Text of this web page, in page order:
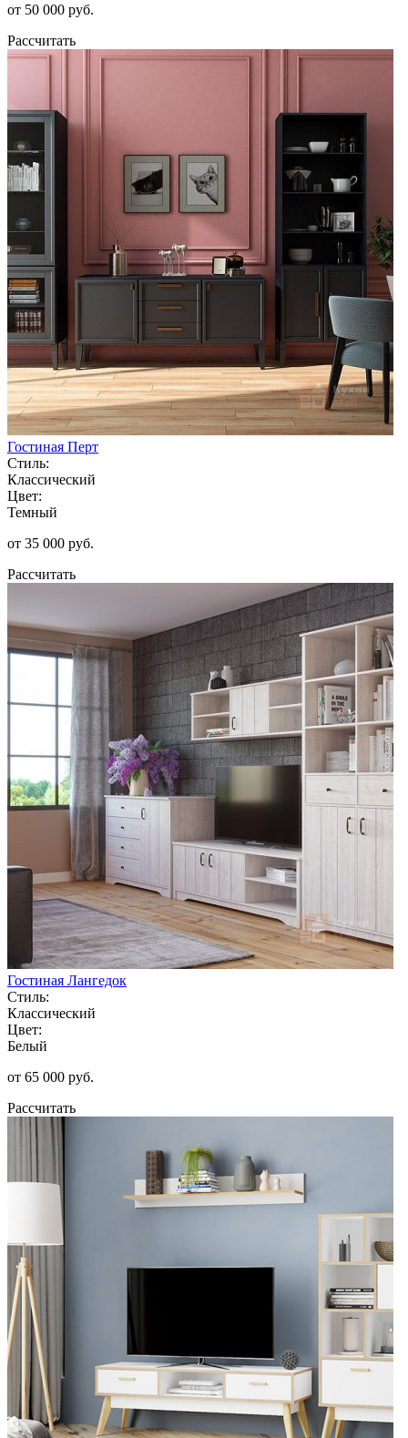
от 50 000 руб.
Рассчитать
Гостиная Перт
Стиль:
Классический
Цвет:
Темный
от 35 000 руб.
Рассчитать
Гостиная Лангедок
Стиль:
Классический
Цвет:
Белый
от 65 000 руб.
Рассчитать